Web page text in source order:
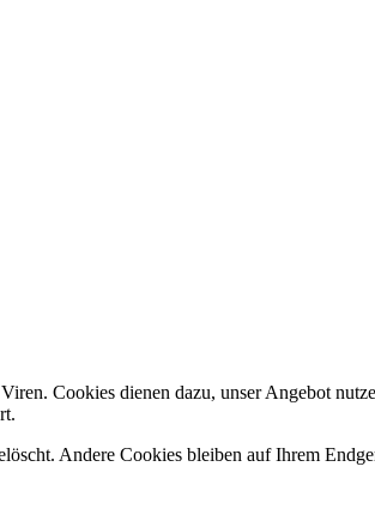
Cookies dienen dazu, unser Angebot
Andere Cookies bleiben auf Ihrem